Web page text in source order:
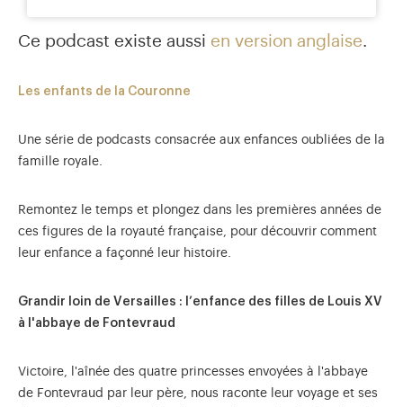
Ce podcast existe aussi en version anglaise
Les enfants de la Couronne
Une série de podcasts consacrée aux enfances oubliées de la
famille royale.
Remontez le temps et plongez dans les premières années de
ces figures de la royauté française, pour découvrir comment
leur enfance a façonné leur histoire.
Grandir loin de Versailles : l’enfance des filles de Louis XV
à l'abbaye de Fontevraud
Victoire, l'aînée des quatre princesses envoyées à l'abbaye
de Fontevraud par leur père, nous raconte leur voyage et ses